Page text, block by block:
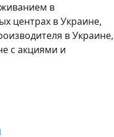
в
центрах в Украине,
в Украине,
с акциями и